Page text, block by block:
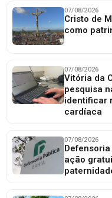
07/08/2026
Cristo de
como
07/08/2026
Vitória da
pesquisa
identificar
cardíaca
07/08/2026
ação